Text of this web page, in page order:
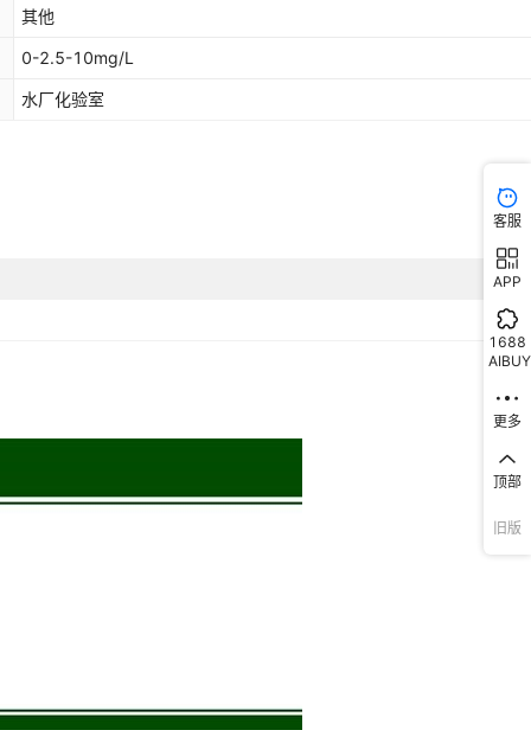
其他
0-2.5-10mg/L
水厂化验室
客服
APP
1688
AIBUY
更多
顶部
旧版